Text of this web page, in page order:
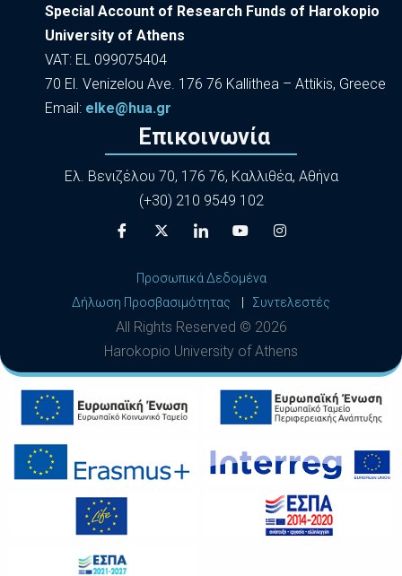
Special Account of Research Funds of Harokopio
University of Athens
VAT: EL 099075404
70 El. Venizelou Ave. 176 76 Kallithea – Attikis, Greece
Εmail: elke@hua.gr
Επικοινωνία
Ελ. Βενιζέλου 70, 176 76, Καλλιθέα, Αθήνα
(+30) 210 9549 102
Προσωπικά Δεδομένα
Δήλωση Προσβασιμότητας
Συντελεστές
All Rights Reserved © 2026
Harokopio University of Athens